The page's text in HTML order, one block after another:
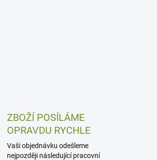
ZBOŽÍ POSÍLÁME
OPRAVDU RYCHLE
Vaši objednávku odešleme
nejpozději následující pracovní